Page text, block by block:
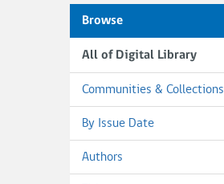
Browse
All of Digital Library
Communities & Collections
By Issue Date
Authors